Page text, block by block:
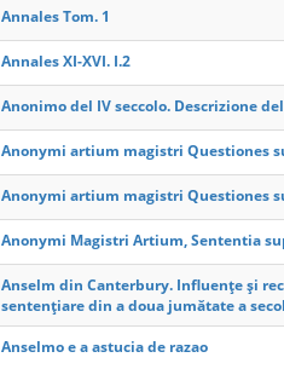
Annales Tom. 1
Annales XI-XVI. I.2
Anonimo del IV seccolo. Descrizione
Anonymi artium magistri Questiones
Anonymi artium magistri Questiones
Anonymi Magistri Artium, Sententia
Anselm din Canterbury. Influențe și
sentențiare din a doua jumătate a
Anselmo e a astucia de razao